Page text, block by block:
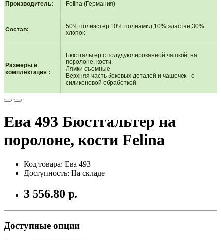
Производитель: Felina (Германия)
Состав:
50% полиэстер,10% полиамид,10% эластан,30%
хлопок
Размеры и
комплектация :
Бюстгальтер с полудуюлированной чашкой, на
поролоне, кости.
Лямки съемные
Верхняя часть боковых деталей и чашечек - с
силиконовой обработкой
Ева 493 Бюстгальтер на
поролоне, кости Felina
Код товара: Ева 493
Доступность: На складе
3 556.80 р.
Доступные опции